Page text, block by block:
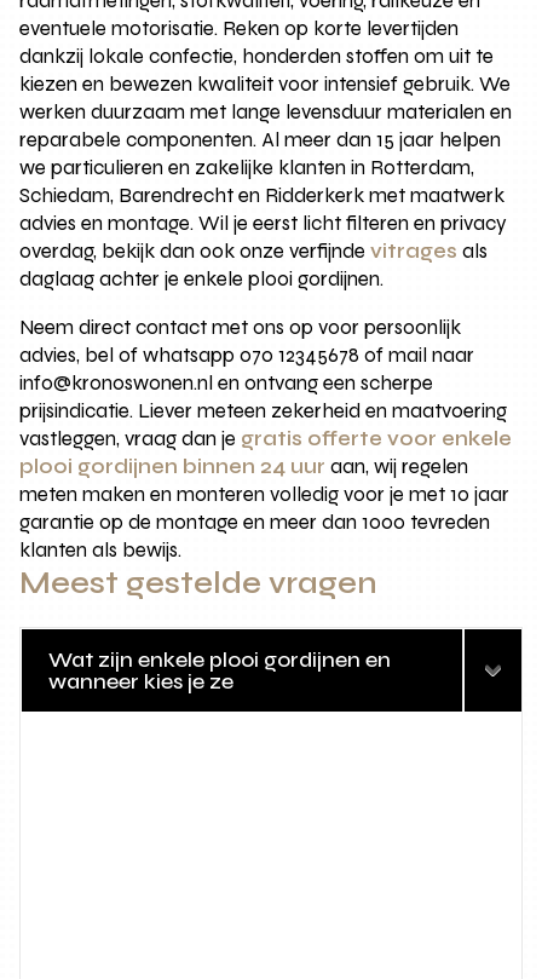
eventuele motorisatie. Reken op korte levertijden
dankzij lokale confectie, honderden stoffen om uit te
kiezen en bewezen kwaliteit voor intensief gebruik. We
werken duurzaam met lange levensduur materialen en
reparabele componenten. Al meer dan 15 jaar helpen
we particulieren en zakelijke klanten in Rotterdam,
Schiedam, Barendrecht en Ridderkerk met maatwerk
advies en montage. Wil je eerst licht filteren en privacy
overdag, bekijk dan ook onze verfijndevitrages als
daglaag achter je enkele plooi gordijnen.
Neem direct contact met ons op voor persoonlijk
advies, bel of whatsapp 070 12345678 of mail naar
info@kronoswonen.nl en ontvang een scherpe
prijsindicatie. Liever meteen zekerheid en maatvoering
vastleggen, vraag dan je gratis offerte voor enkele
plooi gordijnen binnen 24 uur aan, wij regelen
meten maken en monteren volledig voor je met 10 jaar
garantie op de montage en meer dan 1000 tevreden
klanten als bewijs.
Meest gestelde vragen
Wat zijn enkele plooi gordijnen en
wanneer kies je ze